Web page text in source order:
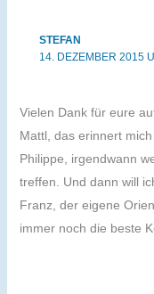
STEFAN
14. DEZEMBER 2015
Vielen Dank für eure
Mattl, das erinnert
Philippe, irgendwann
treffen. Und dann will
Franz, der eigene
immer noch die beste